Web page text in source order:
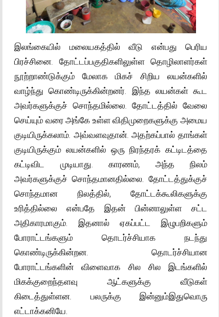
இலங்கையில் மலையகத்தில் வீடு என்பது பெரிய
பிரச்சினை. தோட்டப்பகுதிகளிலுள்ள தொழிலாளர்கள்
நூற்றாண்டுக்கும் மேலாக மிகச் சிறிய லயன்களில்
வாழ்ந்து கொண்டிருக்கின்றனர். இந்த லயன்கள் கூட
அவர்களுக்குச் சொந்தமில்லை. தோட்டத்தில் வேலை
செய்யும் வரை அங்கே உள்ள விதிமுறைகளுக்கு அமைய
குடியிருக்கலாம். அவ்வளவுதான். அதற்கப்பால் தாங்கள்
குடியிருக்கும் லயன்களில் ஒரு நிரந்தரக் கட்டிடத்தை
கட்டிவிட முடியாது. காரணம், அந்த நிலம்
அவர்களுக்குச் சொந்தமானதில்லை. தோட்டத்துக்குச்
சொந்தமான நிலத்தில், தோட்டக்கூலிகளுக்கு
உரித்தில்லை என்பதே இதன் பின்னாலுள்ள சட்ட
அதிகாரமாகும். இதனால் ஏகப்பட்ட இழுபறிகளும்
போராட்டங்களும் தொடர்ச்சியாக நடந்து
கொண்டிருக்கின்றன. தொடர்ச்சியான
போராட்டங்களின் விளைவாக சில சில இடங்களில்
மிகக்குறைந்தளவு ஆட்களுக்கு வீடுகள்
கிடைத்துள்ளன. பலருக்கு இன்னும்இதுவொரு
எட்டாக்கனியே.